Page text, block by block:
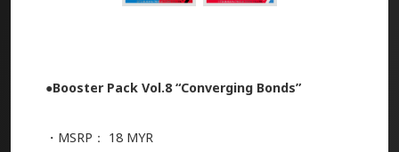
●Booster Pack Vol.8 “Converging Bonds”
・MSRP： 18 MYR